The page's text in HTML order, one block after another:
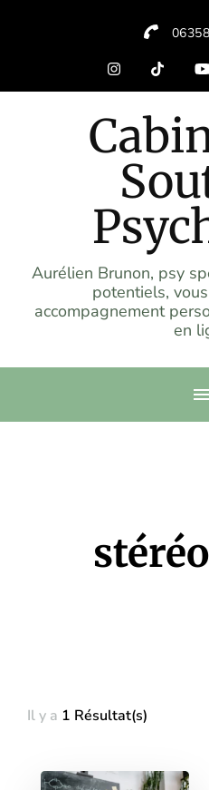
Aurélien Brunon, psy
potentiels,
accompagnement
en
Il y a 1 Résultat(s)